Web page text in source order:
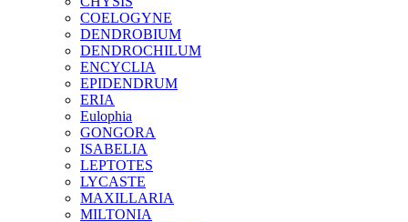
COELOGYNE
DENDROBIUM
DENDROCHILUM
ENCYCLIA
EPIDENDRUM
ERIA
Eulophia
GONGORA
ISABELIA
LEPTOTES
LYCASTE
MAXILLARIA
MILTONIA